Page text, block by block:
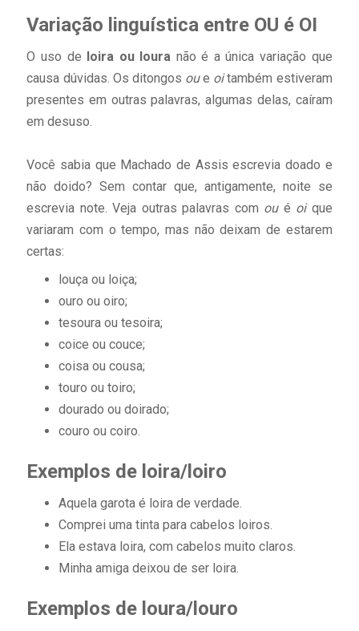
Variação linguística entre OU é OI
O uso de loira ou loura não é a única variação que
causa dúvidas. Os ditongos oue oitambém estiveram
presentes em outras palavras, algumas delas, caíram
em desuso.
Você sabia que Machado de Assis escrevia doado e
não doido? Sem contar que, antigamente, noite se
escrevia note. Veja outras palavras com oué oique
variaram com o tempo, mas não deixam de estarem
certas:
louça ou loiça;
ouro ou oiro;
tesoura ou tesoira;
coice ou couce;
coisa ou cousa;
touro ou toiro;
dourado ou doirado;
couro ou coiro.
Exemplos de loira/loiro
Aquela garota é loira de verdade.
Comprei uma tinta para cabelos loiros.
Ela estava loira, com cabelos muito claros.
Minha amiga deixou de ser loira.
Exemplos de loura/louro